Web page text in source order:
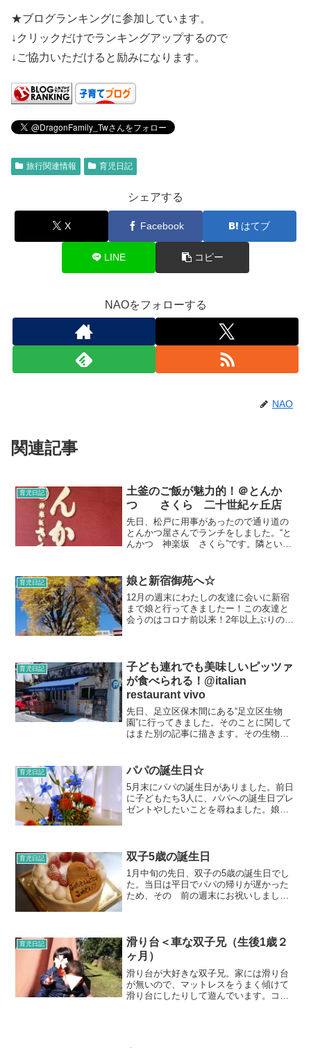
★ブログランキングに参加しています。
↓クリックだけでランキングアップするので
↓ご協力いただけると励みになります。
旅行関連情報 育児日記
シェアする
X Facebook はてブ
LINE コピー
NAOをフォローする
NAO
関連記事
育児日記
土釜のご飯が魅力的！＠とんか
つ さくら 二十世紀ヶ丘店
先日、松戸に用事があったので通り道の
とんかつ屋さんでランチをしました。“と
んかつ 神楽坂 さくら”です。隣という
際は間違えないように。私たち家族は大
人がトンカツ好きな...
育児日記 娘と新宿御苑へ☆
12月の週末にわたしの友達に会いに新宿
まで娘と行ってきましたー！この友達と
会うのはコロナ前以来！2年以上ぶりの再
宿御苑…名前は聞い...
育児日記
子ども連れでも美味しいピッツァ
が食べられる！@italian
restaurant vivo
先日、足立区保木間にある“足立区生物
園”に行ってきました。そのことに関して
はまた別の記事に描きます。その生物園
vivo”です。生物園の北側にあり、歩いて
すぐの場所です。...
育児日記 パパの誕生日☆
5月末にパパの誕生日がありました。前日
に子どもたち3人に、パパへの誕生日プレ
ゼントやしたいことを尋ねました。娘
とがないから、今回...
育児日記 双子5歳の誕生日
1月中旬の先日、双子の5歳の誕生日でし
た。当日は平日でパパの帰りが遅かった
ため、その゙前の週末にお祝いしまし
もたち。いつも「保育園に...
育児日記
滑り台＜車な双子兄（生後1歳２
ヶ月）
滑り台が大好きな双子兄。家には滑り台
が無いので、マットレスをうまく傾けて
滑り台にしたりして遊んでいます。コロ